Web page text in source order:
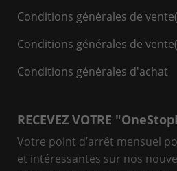
Conditions générales de
Conditions générales de
Conditions générales d'achat
RECEVEZ VOTRE
Votre point d’arrêt mensuel
et intéressantes sur nos